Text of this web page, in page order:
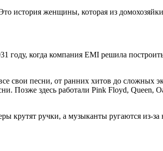
история женщины, которая из
году, когда компания EMI решила
свои песни, от ранних хитов до сложных
Позже здесь работали Pink Floyd, Queen,
крутят ручки, а музыканты ругаются из-за